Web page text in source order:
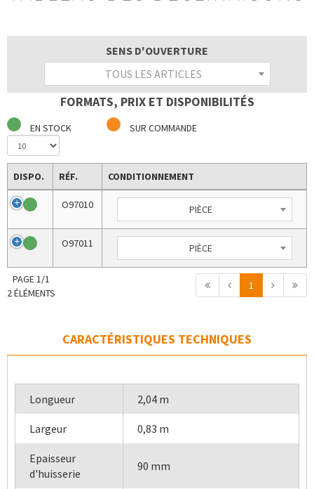
SENS D'OUVERTURE
TOUS LES ARTICLES
FORMATS, PRIX ET DISPONIBILITÉS
EN STOCK SUR COMMANDE
DISPO. RÉF. CONDITIONNEMENT
O97010 PIÈCE
O97011 PIÈCE
PAGE 1/1
2 ÉLÉMENTS
1
CARACTÉRISTIQUES TECHNIQUES
Longueur 2,04 m
Largeur 0,83 m
Epaisseur
d'huisserie
90 mm